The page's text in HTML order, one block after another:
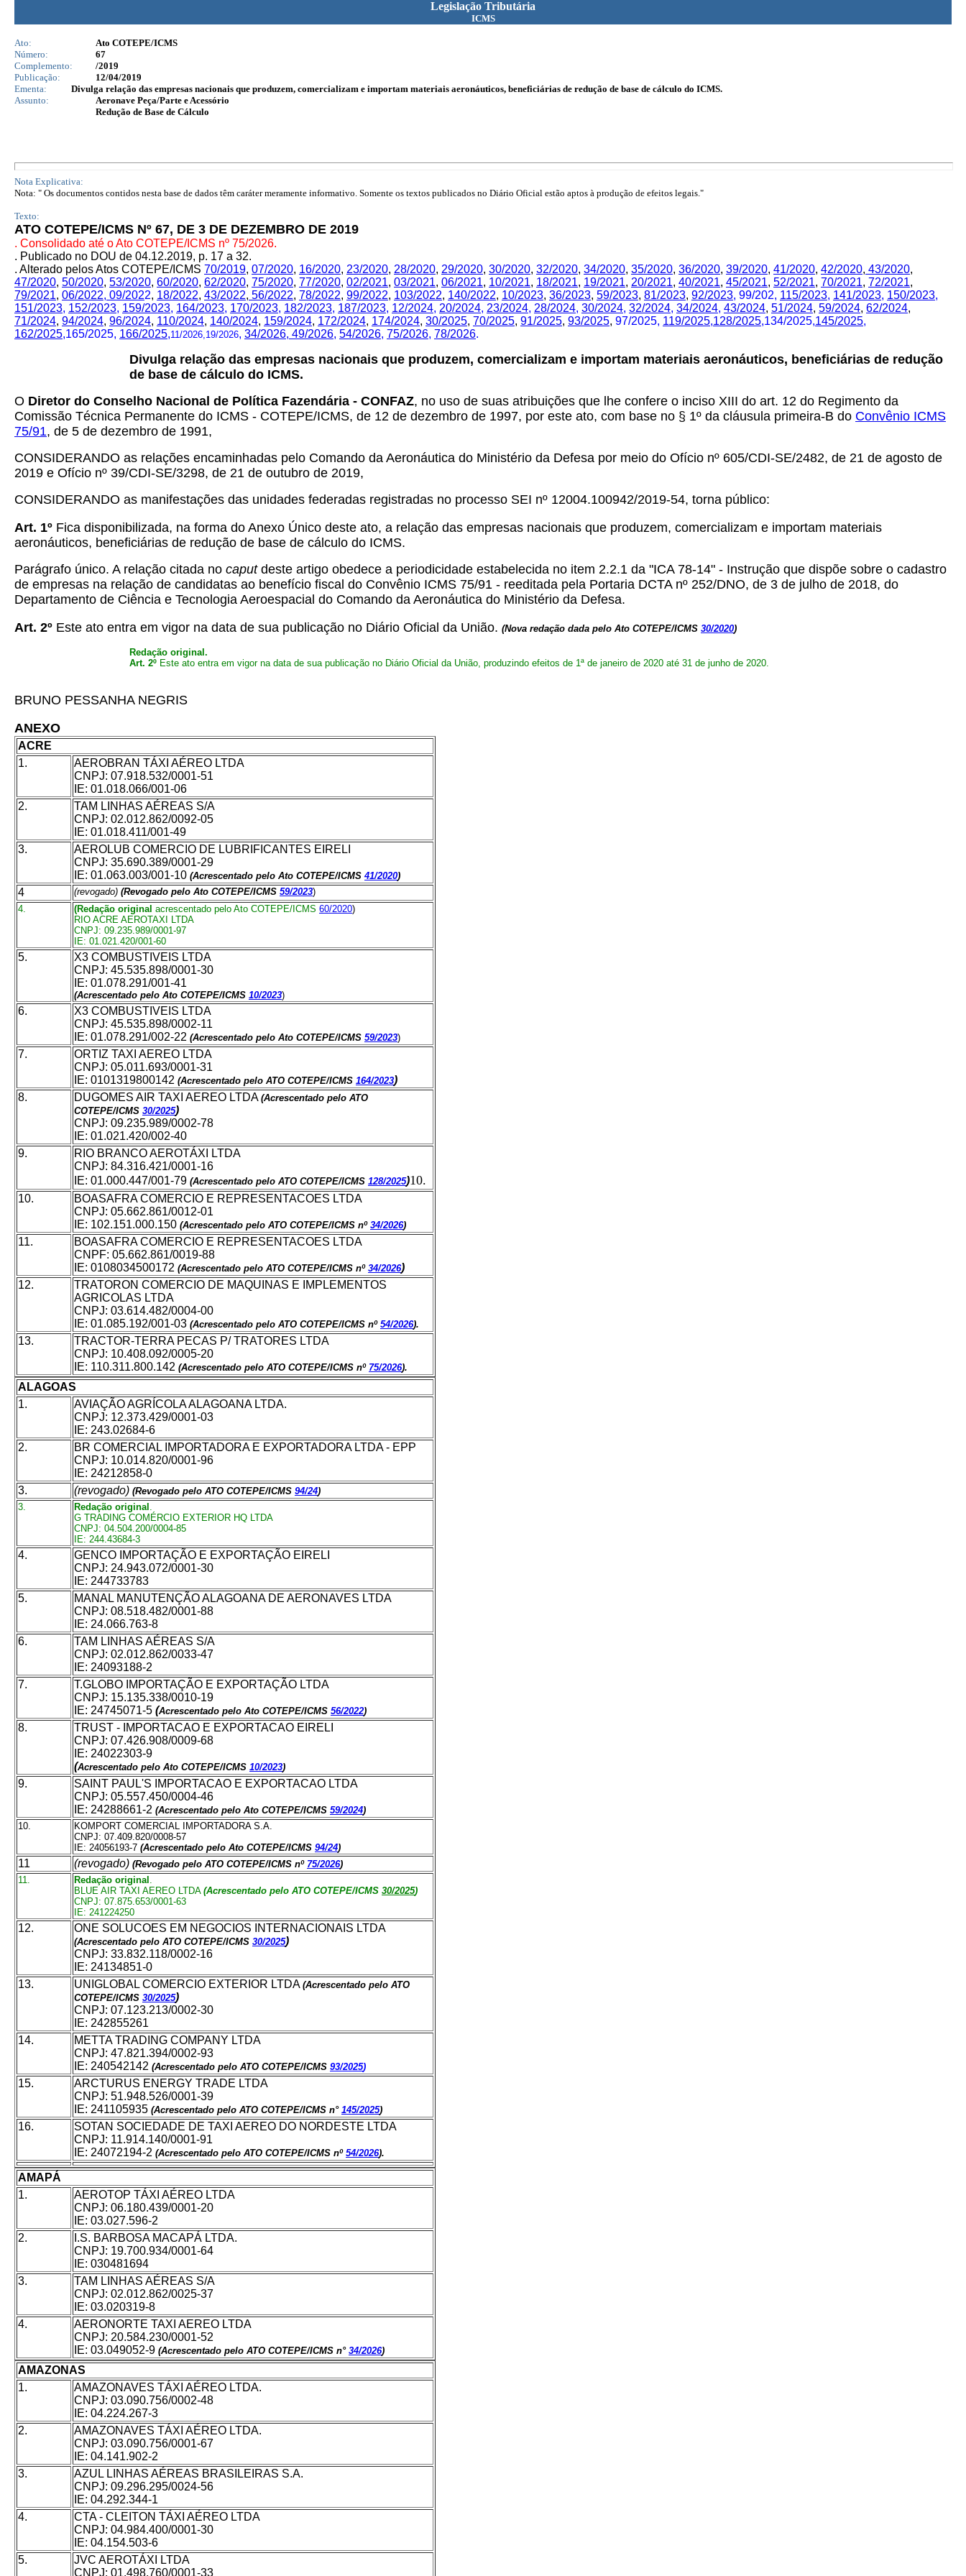
Legislação Tributária
ICMS
Ato:
Ato COTEPE/ICMS
Número:
67
Complemento:
/2019
Publicação:
12/04/2019
Ementa:
Divulga relação das empresas nacionais que produzem, comercializam e importam materiais aeronáuticos, beneficiárias de redução de base de cálculo do ICMS.
Assunto:
Aeronave Peça/Parte e Acessório
Redução de Base de Cálculo
Nota Explicativa:
Nota: " Os documentos contidos nesta base de dados têm caráter meramente informativo. Somente os textos publicados no Diário Oficial estão aptos à produção de efeitos legais."
Texto:
ATO COTEPE/ICMS Nº 67, DE 3 DE DEZEMBRO DE 2019
. Consolidado até o Ato COTEPE/ICMS nº 75/2026.
. Publicado no DOU de 04.12.2019, p. 17 a 32.
. Alterado pelos Atos COTEPE/ICMS 70/2019, 07/2020, 16/2020, 23/2020, 28/2020, 29/2020, 30/2020, 32/2020, 34/2020, 35/2020, 36/2020, 39/2020, 41/2020, 42/2020, 43/2020,
47/2020, 50/2020, 53/2020, 60/2020, 62/2020, 75/2020, 77/2020, 02/2021, 03/2021, 06/2021, 10/2021, 18/2021, 19/2021, 20/2021, 40/2021, 45/2021, 52/2021, 70/2021, 72/2021,
79/2021, 06/2022, 09/2022, 18/2022, 43/2022, 56/2022, 78/2022, 99/2022, 103/2022, 140/2022, 10/2023, 36/2023, 59/2023, 81/2023, 92/2023, 99/202, 115/2023, 141/2023, 150/2023,
151/2023, 152/2023, 159/2023, 164/2023, 170/2023, 182/2023, 187/2023, 12/2024, 20/2024, 23/2024, 28/2024, 30/2024, 32/2024, 34/2024, 43/2024, 51/2024, 59/2024, 62/2024,
71/2024, 94/2024, 96/2024, 110/2024, 140/2024, 159/2024, 172/2024, 174/2024, 30/2025, 70/2025, 91/2025, 93/2025, 97/2025, 119/2025,128/2025,134/2025,145/2025,
162/2025,165/2025, 166/2025,11/2026,19/2026, 34/2026, 49/2026, 54/2026, 75/2026, 78/2026.
Divulga relação das empresas nacionais que produzem, comercializam e importam materiais aeronáuticos, beneficiárias de redução
de base de cálculo do ICMS.
O Diretor do Conselho Nacional de Política Fazendária - CONFAZ, no uso de suas atribuições que lhe confere o inciso XIII do art. 12 do Regimento da
Comissão Técnica Permanente do ICMS - COTEPE/ICMS, de 12 de dezembro de 1997, por este ato, com base no § 1º da cláusula primeira-B do Convênio ICMS
75/91, de 5 de dezembro de 1991,
CONSIDERANDO as relações encaminhadas pelo Comando da Aeronáutica do Ministério da Defesa por meio do Ofício nº 605/CDI-SE/2482, de 21 de agosto de
2019 e Ofício nº 39/CDI-SE/3298, de 21 de outubro de 2019,
CONSIDERANDO as manifestações das unidades federadas registradas no processo SEI nº 12004.100942/2019-54, torna público:
Art. 1º Fica disponibilizada, na forma do Anexo Único deste ato, a relação das empresas nacionais que produzem, comercializam e importam materiais
aeronáuticos, beneficiárias de redução de base de cálculo do ICMS.
Parágrafo único. A relação citada no caput deste artigo obedece a periodicidade estabelecida no item 2.2.1 da "ICA 78-14" - Instrução que dispõe sobre o cadastro
de empresas na relação de candidatas ao benefício fiscal do Convênio ICMS 75/91 - reeditada pela Portaria DCTA nº 252/DNO, de 3 de julho de 2018, do
Departamento de Ciência e Tecnologia Aeroespacial do Comando da Aeronáutica do Ministério da Defesa.
Art. 2º Este ato entra em vigor na data de sua publicação no Diário Oficial da União. (Nova redação dada pelo Ato COTEPE/ICMS 30/2020)
Redação original.
Art. 2º Este ato entra em vigor na data de sua publicação no Diário Oficial da União, produzindo efeitos de 1ª de janeiro de 2020 até 31 de junho de 2020.
BRUNO PESSANHA NEGRIS
ANEXO
ACRE
1.
AEROBRAN TÁXI AÉREO LTDA
CNPJ: 07.918.532/0001-51
IE: 01.018.066/001-06
2.
TAM LINHAS AÉREAS S/A
CNPJ: 02.012.862/0092-05
IE: 01.018.411/001-49
3.
AEROLUB COMERCIO DE LUBRIFICANTES EIRELI
CNPJ: 35.690.389/0001-29
IE: 01.063.003/001-10 (Acrescentado pelo Ato COTEPE/ICMS 41/2020)
4 (revogado) (Revogado pelo Ato COTEPE/ICMS 59/2023)
4.
(Redação original acrescentado pelo Ato COTEPE/ICMS 60/2020)
RIO ACRE AEROTAXI LTDA
CNPJ: 09.235.989/0001-97
IE: 01.021.420/001-60
5.
X3 COMBUSTIVEIS LTDA
CNPJ: 45.535.898/0001-30
IE: 01.078.291/001-41
(Acrescentado pelo Ato COTEPE/ICMS 10/2023)
6.
X3 COMBUSTIVEIS LTDA
CNPJ: 45.535.898/0002-11
IE: 01.078.291/002-22 (Acrescentado pelo Ato COTEPE/ICMS 59/2023)
7.
ORTIZ TAXI AEREO LTDA
CNPJ: 05.011.693/0001-31
IE: 0101319800142 (Acrescentado pelo ATO COTEPE/ICMS 164/2023)
8.
DUGOMES AIR TAXI AEREO LTDA (Acrescentado pelo ATO
COTEPE/ICMS 30/2025)
CNPJ: 09.235.989/0002-78
IE: 01.021.420/002-40
9.
RIO BRANCO AEROTÁXI LTDA
CNPJ: 84.316.421/0001-16
IE: 01.000.447/001-79 (Acrescentado pelo ATO COTEPE/ICMS 128/2025)10.
10.
BOASAFRA COMERCIO E REPRESENTACOES LTDA
CNPJ: 05.662.861/0012-01
IE: 102.151.000.150 (Acrescentado pelo ATO COTEPE/ICMS nº 34/2026)
11.
BOASAFRA COMERCIO E REPRESENTACOES LTDA
CNPF: 05.662.861/0019-88
IE: 0108034500172 (Acrescentado pelo ATO COTEPE/ICMS nº 34/2026)
12.
TRATORON COMERCIO DE MAQUINAS E IMPLEMENTOS
AGRICOLAS LTDA
CNPJ: 03.614.482/0004-00
IE: 01.085.192/001-03 (Acrescentado pelo ATO COTEPE/ICMS nº 54/2026).
13. TRACTOR-TERRA PECAS P/ TRATORES LTDA
CNPJ: 10.408.092/0005-20
IE: 110.311.800.142 (Acrescentado pelo ATO COTEPE/ICMS nº 75/2026).
ALAGOAS
1.
AVIAÇÃO AGRÍCOLA ALAGOANA LTDA.
CNPJ: 12.373.429/0001-03
IE: 243.02684-6
2.
BR COMERCIAL IMPORTADORA E EXPORTADORA LTDA - EPP
CNPJ: 10.014.820/0001-96
IE: 24212858-0
3.
(revogado) (Revogado pelo ATO COTEPE/ICMS 94/24)
3.
Redação original .
G TRADING COMÉRCIO EXTERIOR HQ LTDA
CNPJ: 04.504.200/0004-85
IE: 244.43684-3
4.
GENCO IMPORTAÇÃO E EXPORTAÇÃO EIRELI
CNPJ: 24.943.072/0001-30
IE: 244733783
5.
MANAL MANUTENÇÃO ALAGOANA DE AERONAVES LTDA
CNPJ: 08.518.482/0001-88
IE: 24.066.763-8
6.
TAM LINHAS AÉREAS S/A
CNPJ: 02.012.862/0033-47
IE: 24093188-2
7.
T.GLOBO IMPORTAÇÃO E EXPORTAÇÃO LTDA
CNPJ: 15.135.338/0010-19
IE: 24745071-5 (Acrescentado pelo Ato COTEPE/ICMS 56/2022)
8.
TRUST - IMPORTACAO E EXPORTACAO EIRELI
CNPJ: 07.426.908/0009-68
IE: 24022303-9
(Acrescentado pelo Ato COTEPE/ICMS 10/2023)
9.
SAINT PAUL'S IMPORTACAO E EXPORTACAO LTDA
CNPJ: 05.557.450/0004-46
IE: 24288661-2 (Acrescentado pelo Ato COTEPE/ICMS 59/2024)
10.
KOMPORT COMERCIAL IMPORTADORA S.A.
CNPJ: 07.409.820/0008-57
IE: 24056193-7 (Acrescentado pelo Ato COTEPE/ICMS 94/24)
11 (revogado) (Revogado pelo ATO COTEPE/ICMS nº 75/2026)
11.
Redação original .
BLUE AIR TAXI AEREO LTDA (Acrescentado pelo ATO COTEPE/ICMS 30/2025)
CNPJ: 07.875.653/0001-63
IE: 241224250
12. ONE SOLUCOES EM NEGOCIOS INTERNACIONAIS LTDA
(Acrescentado pelo ATO COTEPE/ICMS 30/2025)
CNPJ: 33.832.118/0002-16
IE: 24134851-0
13.
UNIGLOBAL COMERCIO EXTERIOR LTDA (Acrescentado pelo ATO
COTEPE/ICMS 30/2025)
CNPJ: 07.123.213/0002-30
IE: 242855261
14.
METTA TRADING COMPANY LTDA
CNPJ: 47.821.394/0002-93
IE: 240542142 (Acrescentado pelo ATO COTEPE/ICMS 93/2025)
15.
ARCTURUS ENERGY TRADE LTDA
CNPJ: 51.948.526/0001-39
IE: 241105935 (Acrescentado pelo ATO COTEPE/ICMS n° 145/2025)
16.
SOTAN SOCIEDADE DE TAXI AEREO DO NORDESTE LTDA
CNPJ: 11.914.140/0001-91
IE: 24072194-2 (Acrescentado pelo ATO COTEPE/ICMS nº 54/2026).
AMAPÁ
1.
AEROTOP TÁXI AÉREO LTDA
CNPJ: 06.180.439/0001-20
IE: 03.027.596-2
2.
I.S. BARBOSA MACAPÁ LTDA.
CNPJ: 19.700.934/0001-64
IE: 030481694
3.
TAM LINHAS AÉREAS S/A
CNPJ: 02.012.862/0025-37
IE: 03.020319-8
4.
AERONORTE TAXI AEREO LTDA
CNPJ: 20.584.230/0001-52
IE: 03.049052-9 (Acrescentado pelo ATO COTEPE/ICMS n° 34/2026)
AMAZONAS
1.
AMAZONAVES TÁXI AÉREO LTDA.
CNPJ: 03.090.756/0002-48
IE: 04.224.267-3
2.
AMAZONAVES TÁXI AÉREO LTDA.
CNPJ: 03.090.756/0001-67
IE: 04.141.902-2
3.
AZUL LINHAS AÉREAS BRASILEIRAS S.A.
CNPJ: 09.296.295/0024-56
IE: 04.292.344-1
4.
CTA - CLEITON TÁXI AÉREO LTDA
CNPJ: 04.984.400/0001-30
IE: 04.154.503-6
5.
JVC AEROTÁXI LTDA
CNPJ: 01.498.760/0001-33